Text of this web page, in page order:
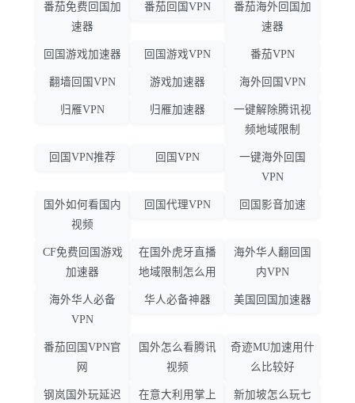
番茄免费回国加
速器
番茄回国VPN
番茄海外回国加
速器
回国游戏加速器 回国游戏VPN 番茄VPN
翻墙回国VPN 游戏加速器 海外回国VPN
归雁VPN 归雁加速器
一键解除腾讯视
频地域限制
回国VPN推荐 回国VPN
一键海外回国
VPN
国外如何看国内
视频
回国代理VPN 回国影音加速
CF免费回国游戏
加速器
在国外虎牙直播
地域限制怎么用
海外华人翻回国
内VPN
海外华人必备
VPN
华人必备神器 美国回国加速器
番茄回国VPN官
网
国外怎么看腾讯
视频
奇迹MU加速用什
么比较好
钢岚国外玩延迟
在意大利用掌上
新加坡怎么玩七